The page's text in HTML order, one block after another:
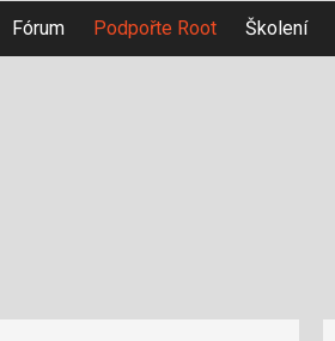
Fórum Podpořte Root Školení